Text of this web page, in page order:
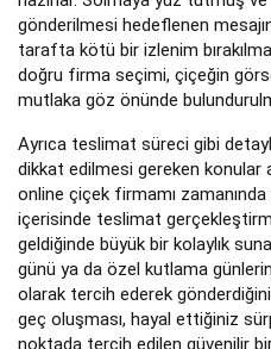
gönderilmesi hedeflenen
tarafta kötü bir izlenim
doğru firma seçimi, çiçeğin
mutlaka göz önünde
Ayrıca teslimat süreci gibi
dikkat edilmesi gereken konular
online çiçek firmamı
içerisinde teslimat
geldiğinde büyük bir kolaylık
günü ya da özel kutlama
olarak tercih ederek
geç oluşması, hayal ettiğiniz
noktada tercih edilen güvenilir